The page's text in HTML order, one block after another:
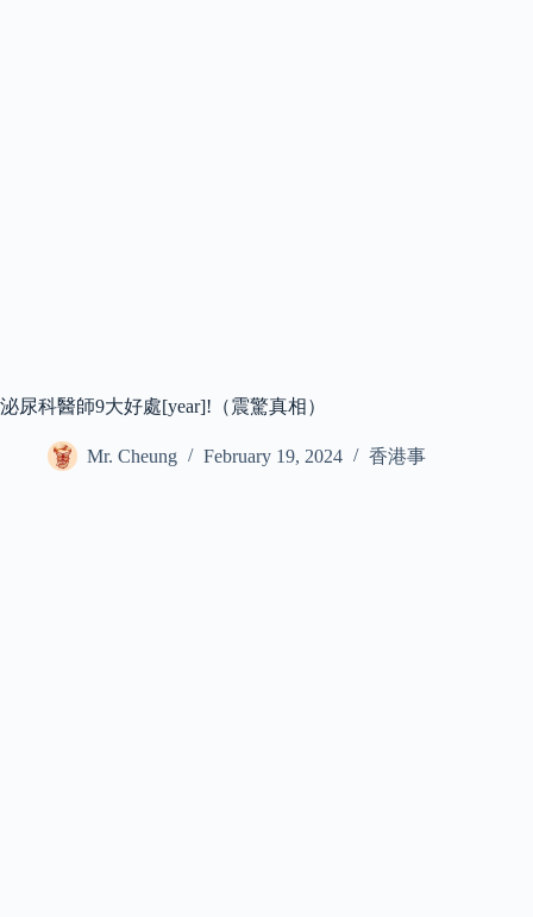
泌尿科醫師9大好處[year]!（震驚真相）
Mr. Cheung February 19, 2024 香港事